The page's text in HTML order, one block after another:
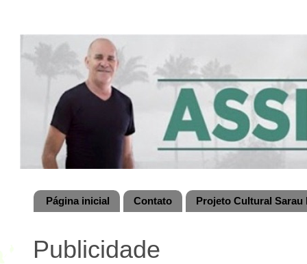
Página inicial Contato Projeto Cultural
Publicidade